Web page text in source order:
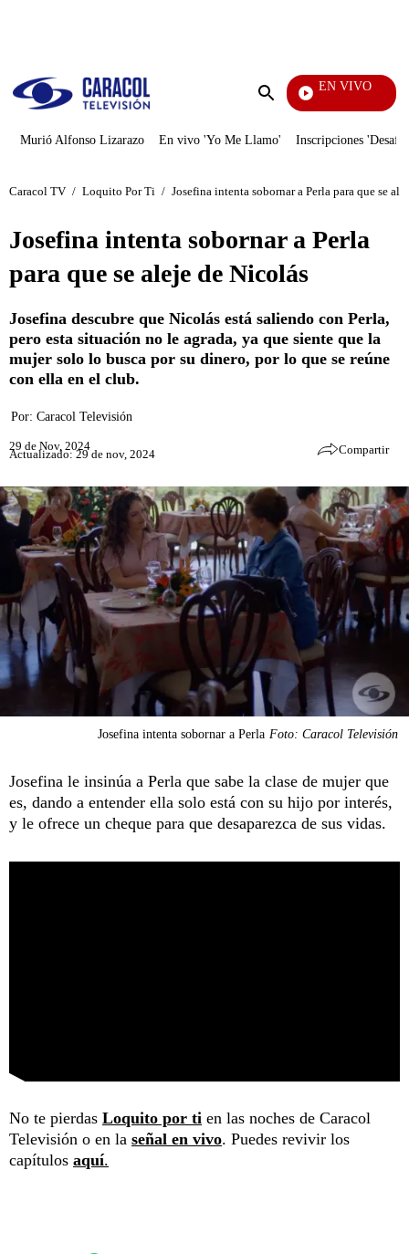
Enviar
EN VIVO
Murió Alfonso Lizarazo En vivo 'Yo Me Llamo' Inscripciones
Caracol TV / Loquito Por Ti / Josefina intenta sobornar a Perla para que se
Josefina intenta sobornar a Perla
para que se aleje de Nicolás
Josefina descubre que Nicolás está saliendo con Perla,
pero esta situación no le agrada, ya que siente que la
mujer solo lo busca por su dinero, por lo que se reúne
con ella en el club.
Por: Caracol Televisión
29 de Nov, 2024
Actualizado: 29 de nov, 2024 Compartir
Josefina intenta sobornar a Perla Foto: Caracol Televisión
Josefina le insinúa a Perla que sabe la clase de mujer que
es, dando a entender ella solo está con su hijo por interés,
y le ofrece un cheque para que desaparezca de sus vidas.
No te pierdas Loquito por ti en las noches de Caracol
Televisión o en la señal en vivo. Puedes revivir los
capítulos aquí.